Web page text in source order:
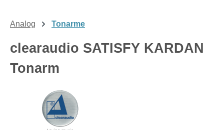
Analog Tonarme
clearaudio SATISFY KARDAN
Tonarm